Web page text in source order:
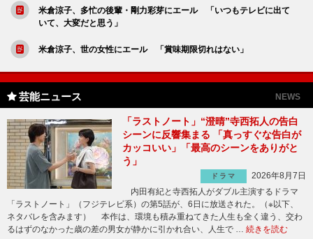
米倉涼子、多忙の後輩・剛力彩芽にエール 「いつもテレビに出て
いて、大変だと思う」
米倉涼子、世の女性にエール 「賞味期限切れはない」
芸能ニュース NEWS
「ラストノート」“澄晴”寺西拓人の告白
シーンに反響集まる 「真っすぐな告白が
カッコいい」「最高のシーンをありがと
う」
ドラマ
2026年8月7日
内田有紀と寺西拓人がダブル主演するドラマ
「ラストノート」（フジテレビ系）の第5話が、6日に放送された。（※以下、
ネタバレを含みます） 本作は、環境も積み重ねてきた人生も全く違う、交わ
るはずのなかった歳の差の男女が静かに引かれ合い、人生で … 続きを読む